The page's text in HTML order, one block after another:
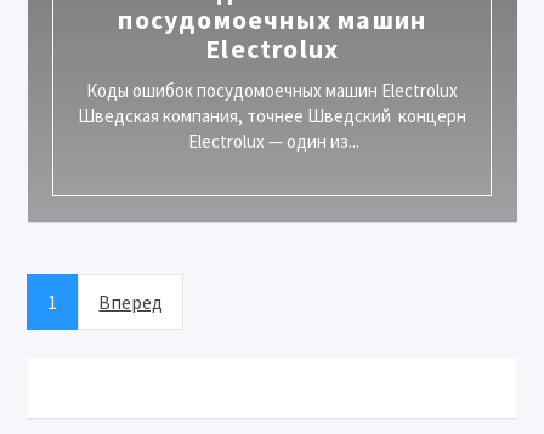
посудомоечных машин
Electrolux
Коды ошибок посудомоечных машин Electrolux
Шведская компания, точнее Шведский концерн
Electrolux — один из...
1 Вперед